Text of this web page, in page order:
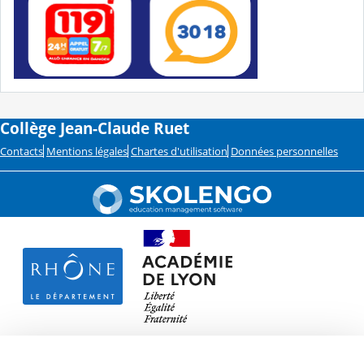
Collège Jean-Claude Ruet
Contacts Mentions légales Chartes d'utilisation Données personnelles